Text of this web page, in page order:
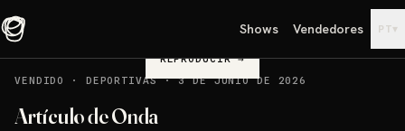
Shows Vendedores PT▾
REPRODUCIR→
VENDIDO
· DEPORTIVAS·3 DE JUNIO DE 2026
Artículo de Onda